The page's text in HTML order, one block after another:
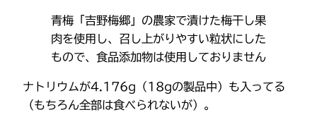
青梅「吉野梅郷」の農家で漬けた梅干し果
肉を使用し、召し上がりやすい粒状にした
もので、食品添加物は使用しておりません
ナトリウムが4.176g（18gの製品中）も入ってる
（もちろん全部は食べられないが）。